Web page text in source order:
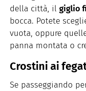
della città, il giglio
bocca. Potete
vuota, oppure
panna montata o
Crostini ai
Se passeggiando